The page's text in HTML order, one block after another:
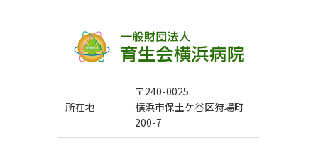
所在地
〒240-0025
横浜市保土ケ谷区狩場町
200-7